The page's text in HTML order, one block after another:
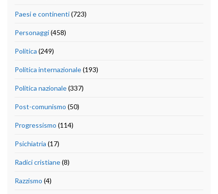
Paesi e continenti(723)
Personaggi(458)
Politica (249)
Politica internazionale(193)
Politica nazionale(337)
Post-comunismo (50)
Progressismo (114)
Psichiatria (17)
Radici cristiane(8)
Razzismo (4)